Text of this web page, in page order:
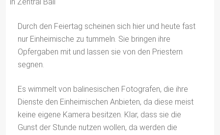
Durch den Feiertag scheinen sich hier und heute fast
nur Einheimische zu tummeln. Sie bringen ihre
Opfergaben mit und lassen sie von den Priestern
segnen.
Es wimmelt von balinesischen Fotografen, die ihre
Dienste den Einheimischen Anbieten, da diese meist
keine eigene Kamera besitzen. Klar, dass sie die
Gunst der Stunde nutzen wollen, da werden die